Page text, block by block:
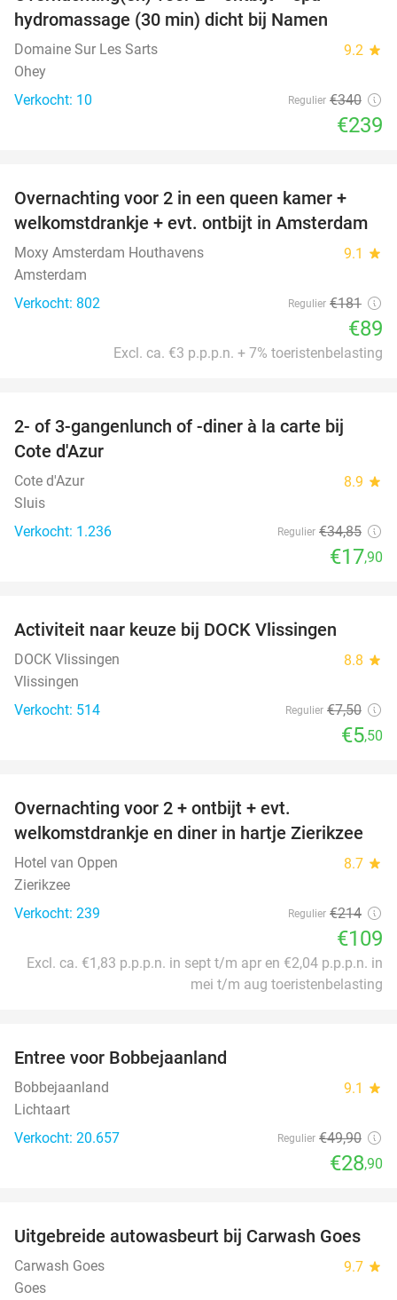
hydromassage (30 min) dicht bij Namen
Domaine Sur Les Sarts 9.2 star
Ohey
Verkocht: 10
Regulier €340
€239
51%
Overnachting voor 2 in een queen kamer +
welkomstdrankje + evt. ontbijt in Amsterdam
Moxy Amsterdam Houthavens 9.1 star
Amsterdam
Verkocht: 802
Regulier €181
€89
Excl. ca. €3 p.p.p.n. + 7% toeristenbelasting
49%
2- of 3-gangenlunch of -diner à la carte bij
Cote d'Azur
Cote d'Azur 8.9 star
Sluis
Verkocht: 1.236
Regulier €34,85
€17,90
Activiteit naar keuze bij DOCK Vlissingen
DOCK Vlissingen 8.8 star
Vlissingen
Verkocht: 514
Regulier €7,50
€5,50
Overnachting voor 2 + ontbijt + evt.
welkomstdrankje en diner in hartje Zierikzee
Hotel van Oppen 8.7 star
Zierikzee
Verkocht: 239
Regulier €214
€109
Excl. ca. €1,83 p.p.p.n. in sept t/m apr en €2,04 p.p.p.n. in
mei t/m aug toeristenbelasting
Entree voor Bobbejaanland
Bobbejaanland 9.1 star
Lichtaart
Verkocht: 20.657
Regulier €49,90
€28,90
36%
Uitgebreide autowasbeurt bij Carwash Goes
Carwash Goes 9.7 star
Goes